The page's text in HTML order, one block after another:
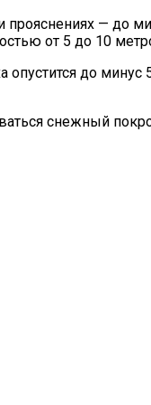
Судьба
прояснениях — до
от 5 до 10
до минус
снежный